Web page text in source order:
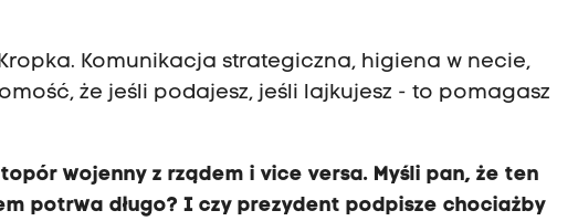
Komunikacja strategiczna, higiena w necie,
że jeśli podajesz, jeśli lajkujesz - to pomagasz
wojenny z rządem i vice versa. Myśli pan, że ten
potrwa długo? I czy prezydent podpisze chociażby